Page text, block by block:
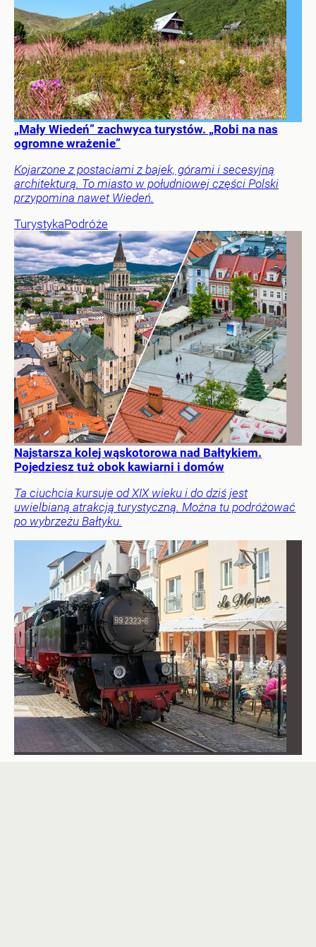
„Mały Wiedeń” zachwyca turystów. „Robi na nas
ogromne wrażenie”
Kojarzone z postaciami z bajek, górami i secesyjną
architekturą. To miasto w południowej części Polski
przypomina nawet Wiedeń.
TurystykaPodróże
Najstarsza kolej wąskotorowa nad Bałtykiem.
Pojedziesz tuż obok kawiarni i domów
Ta ciuchcia kursuje od XIX wieku i do dziś jest
uwielbianą atrakcją turystyczną. Można tu podróżować
po wybrzeżu Bałtyku.